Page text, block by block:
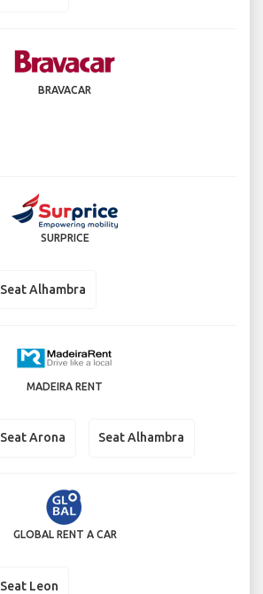
BRAVACAR
SURPRICE
Seat Alhambra
MADEIRA RENT
Seat Arona Seat Alhambra
GLOBAL RENT A CAR
Seat Leon